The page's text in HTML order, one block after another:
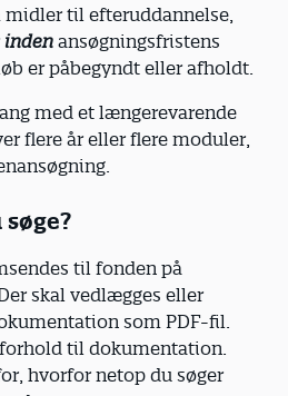
midler til efteruddannelse,
inden ansøgningsfristens
er påbegyndt eller afholdt.
med et længerevarende
flere år eller flere moduler,
til fonden på
skal vedlægges eller
som PDF-fil.
til dokumentation.
hvorfor netop du søger